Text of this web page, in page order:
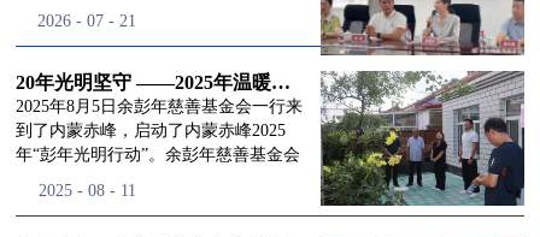
换届会议严格按照基金会章程规定流程
同回顾了基金会过往任期内在助学兴
教、医疗救助、公益事业普惠等多个领
域深耕耕耘的公益历程，充分肯定了第
三届理事会全体成员多年来接续付出的
民、济世利人"的慈善理念所做出的突
土地，赴一场延续了二十一年的光明之
残联唐婷婷理事长到场参与本次启动活
动，由衷肯定了基金会坚持二十一年深
耕光明帮扶的坚守，也向长久奔走推进
项目的我们表达了谢意。二十一年时光
市与县域，一趟趟奔赴偏远地区，只为
2026 - 07 - 21
20年光明坚守 ——2025年温暖启程“彭年光明行动”内蒙赤峰
2025年8月5日余彭年慈善基金会一行来
到了内蒙赤峰，启动了内蒙赤峰2025
年“彭年光明行动”。余彭年慈善基金会
欣以及余彭年慈善基金会志愿者姜颖妍
2025 - 08 - 11
道>>